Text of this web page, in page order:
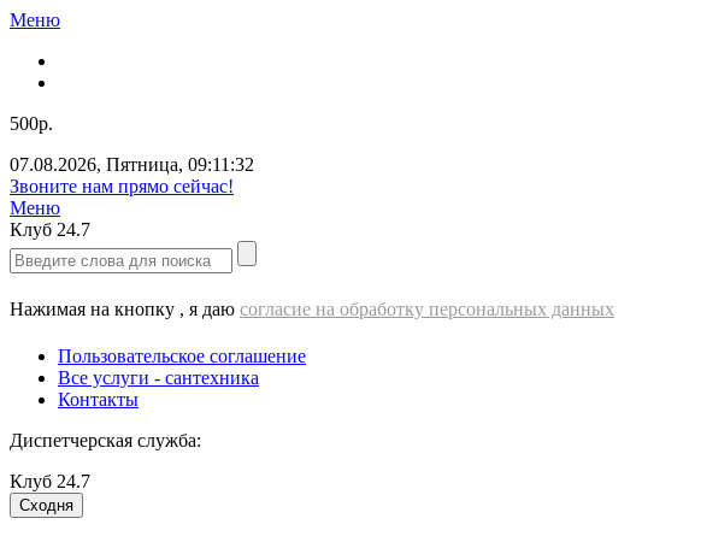
Меню
500р.
07.08.2026, Пятница, 09:11:33
Звоните нам прямо сейчас!
Меню
Клуб 24.7
Нажимая на кнопку , я даю согласие на обработку персональных данных
Пользовательское соглашение
Все услуги - cантехника
Контакты
Диспетчерская служба:
Клуб 24.7
Сходня